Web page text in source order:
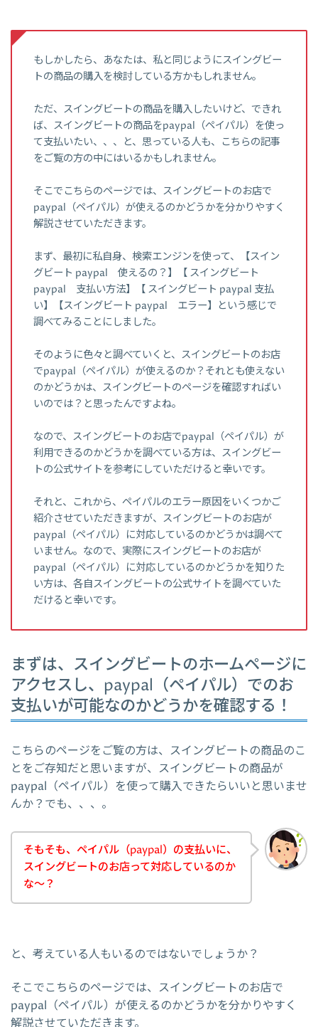
もしかしたら、あなたは、私と同じようにスイングビー
トの商品の購入を検討している方かもしれません。
ただ、スイングビートの商品を購入したいけど、できれ
ば、スイングビートの商品をpaypal（ペイパル）を使っ
て支払いたい、、、と、思っている人も、こちらの記事
をご覧の方の中にはいるかもしれません。
そこでこちらのページでは、スイングビートのお店で
paypal（ペイパル）が使えるのかどうかを分かりやすく
解説させていただきます。
まず、最初に私自身、検索エンジンを使って、【スイン
グビート paypal 使えるの？】【 スイングビート
paypal 支払い方法】【 スイングビート paypal 支払
い】【スイングビート paypal エラー】という感じで
調べてみることにしました。
そのように色々と調べていくと、スイングビートのお店
でpaypal（ペイパル）が使えるのか？それとも使えない
のかどうかは、スイングビートのページを確認すればい
いのでは？と思ったんですよね。
なので、スイングビートのお店でpaypal（ペイパル）が
利用できるのかどうかを調べている方は、スイングビー
トの公式サイトを参考にしていただけると幸いです。
それと、これから、ペイパルのエラー原因をいくつかご
紹介させていただきますが、スイングビートのお店が
paypal（ペイパル）に対応しているのかどうかは調べて
いません。なので、実際にスイングビートのお店が
paypal（ペイパル）に対応しているのかどうかを知りた
い方は、各自スイングビートの公式サイトを調べていた
だけると幸いです。
まずは、スイングビートのホームページに
アクセスし、paypal（ペイパル）でのお
支払いが可能なのかどうかを確認する！
こちらのページをご覧の方は、スイングビートの商品のこ
とをご存知だと思いますが、スイングビートの商品が
paypal（ペイパル）を使って購入できたらいいと思いませ
んか？でも、、、。
そもそも、ペイパル（paypal）の支払いに、
スイングビートのお店って対応しているのか
な～？
と、考えている人もいるのではないでしょうか？
そこでこちらのページでは、スイングビートのお店で
paypal（ペイパル）が使えるのかどうかを分かりやすく
解説させていただきます。